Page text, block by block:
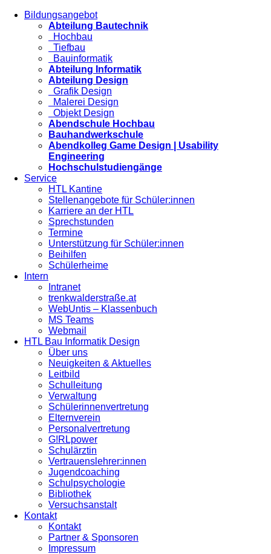
Bildungsangebot
Abteilung Bautechnik
Hochbau
Tiefbau
Bauinformatik
Abteilung Informatik
Abteilung Design
Grafik Design
Malerei Design
Objekt Design
Abendschule Hochbau
Bauhandwerkschule
Abendkolleg Game Design | Usability
Engineering
Hochschulstudiengänge
Service
HTL Kantine
Stellenangebote für Schüler:innen
Karriere an der HTL
Sprechstunden
Termine
Unterstützung für Schüler:innen
Beihilfen
Schülerheime
Intern
Intranet
trenkwalderstraße.at
WebUntis – Klassenbuch
MS Teams
Webmail
HTL Bau Informatik Design
Über uns
Neuigkeiten & Aktuelles
Leitbild
Schulleitung
Verwaltung
Schülerinnenvertretung
Elternverein
Personalvertretung
G!RLpower
Schulärztin
Vertrauenslehrer:innen
Jugendcoaching
Schulpsychologie
Bibliothek
Versuchsanstalt
Kontakt
Kontakt
Partner & Sponsoren
Impressum